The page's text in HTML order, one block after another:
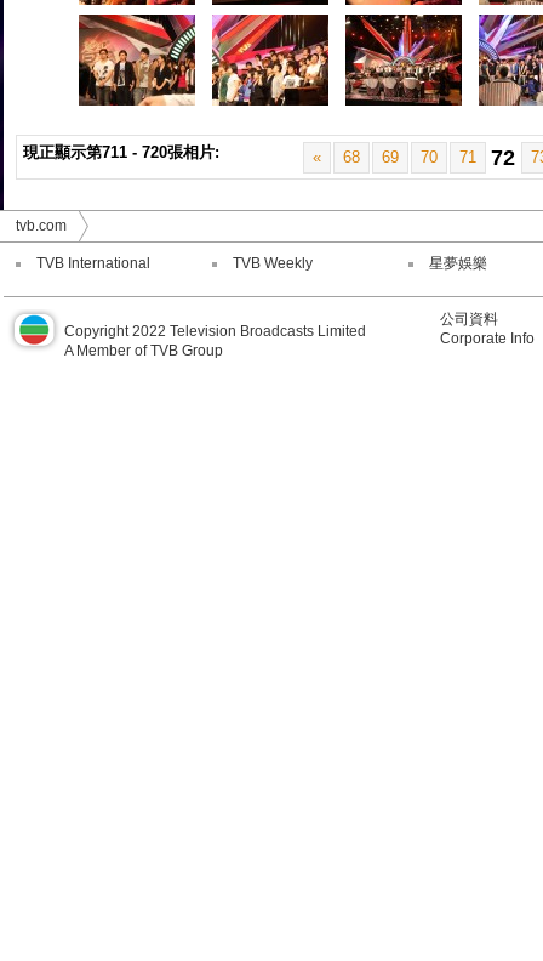
現正顯示第711 - 720張相片: « 68 69 70 71 72
tvb.com
TVB International TVB Weekly 星夢娛樂
Copyright 2022 Television Broadcasts Limited
A Member of TVB Group
公司資料
Corporate Info